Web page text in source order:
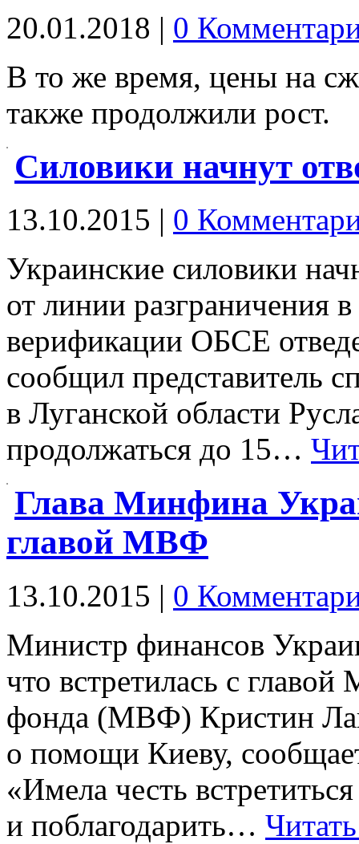
20.01.2018 | 0
В то же время, цены на
также продолжили рост.
Силовики начнут
13.10.2015 | 0
Украинские силовики
от линии разграничения
верификации ОБСЕ
сообщил представитель
в Луганской области
продолжаться до 15…
Глава Минфина
главой МВФ
13.10.2015 | 0
Министр финансов
что встретилась с
фонда (МВФ) Кристин
о помощи Киеву,
«Имела честь
и поблагодарить…